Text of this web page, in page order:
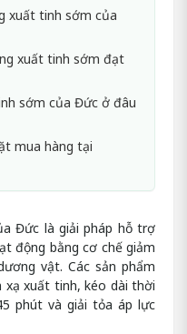
xuất tinh sớm của
xuất tinh sớm đạt
sớm của Đức ở đâu
mua hàng tại
Đức là giải pháp hỗ trợ
động bằng cơ chế giảm
vật. Các sản phẩm
xạ xuất tinh, kéo dài thời
phút và giải tỏa áp lực